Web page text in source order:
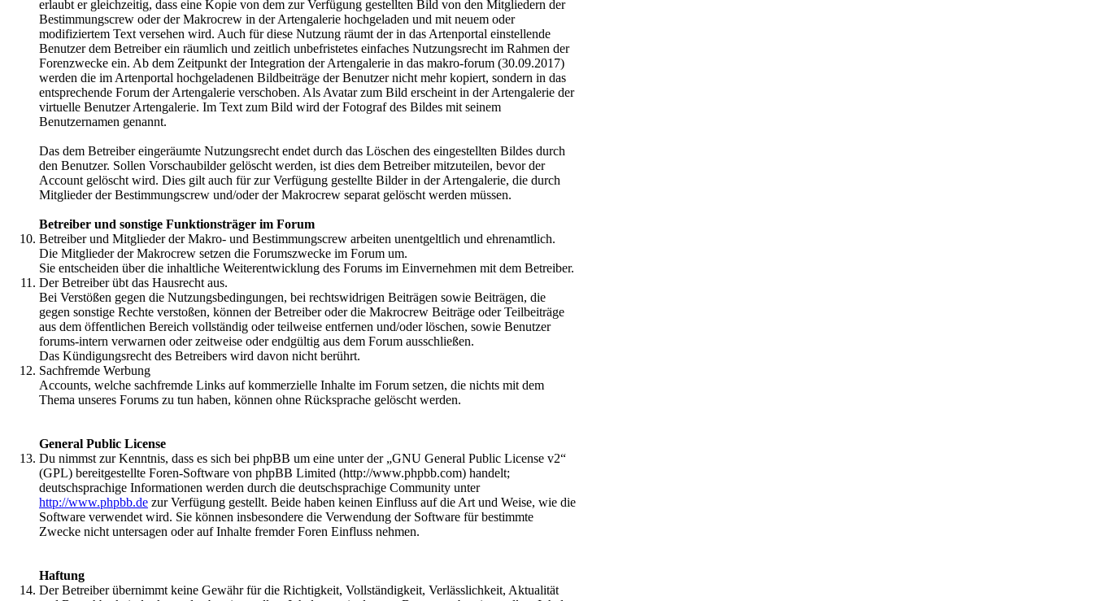
erlaubt er gleichzeitig, dass eine Kopie von dem zur Verfügung gestellten Bild von den Mitgliedern der
Bestimmungscrew oder der Makrocrew in der Artengalerie hochgeladen und mit neuem oder
modifiziertem Text versehen wird. Auch für diese Nutzung räumt der in das Artenportal einstellende
Benutzer dem Betreiber ein räumlich und zeitlich unbefristetes einfaches Nutzungsrecht im Rahmen der
Forenzwecke ein. Ab dem Zeitpunkt der Integration der Artengalerie in das makro-forum (30.09.2017)
werden die im Artenportal hochgeladenen Bildbeiträge der Benutzer nicht mehr kopiert, sondern in das
entsprechende Forum der Artengalerie verschoben. Als Avatar zum Bild erscheint in der Artengalerie der
virtuelle Benutzer Artengalerie. Im Text zum Bild wird der Fotograf des Bildes mit seinem
Benutzernamen genannt.
Das dem Betreiber eingeräumte Nutzungsrecht endet durch das Löschen des eingestellten Bildes durch
den Benutzer. Sollen Vorschaubilder gelöscht werden, ist dies dem Betreiber mitzuteilen, bevor der
Account gelöscht wird. Dies gilt auch für zur Verfügung gestellte Bilder in der Artengalerie, die durch
Mitglieder der Bestimmungscrew und/oder der Makrocrew separat gelöscht werden müssen.
Betreiber und sonstige Funktionsträger im Forum
Betreiber und Mitglieder der Makro- und Bestimmungscrew arbeiten unentgeltlich und ehrenamtlich.
Die Mitglieder der Makrocrew setzen die Forumszwecke im Forum um.
Sie entscheiden über die inhaltliche Weiterentwicklung des Forums im Einvernehmen mit dem Betreiber.
Der Betreiber übt das Hausrecht aus.
Bei Verstößen gegen die Nutzungsbedingungen, bei rechtswidrigen Beiträgen sowie Beiträgen, die
gegen sonstige Rechte verstoßen, können der Betreiber oder die Makrocrew Beiträge oder Teilbeiträge
aus dem öffentlichen Bereich vollständig oder teilweise entfernen und/oder löschen, sowie Benutzer
forums-intern verwarnen oder zeitweise oder endgültig aus dem Forum ausschließen.
Das Kündigungsrecht des Betreibers wird davon nicht berührt.
Sachfremde Werbung
Accounts, welche sachfremde Links auf kommerzielle Inhalte im Forum setzen, die nichts mit dem
Thema unseres Forums zu tun haben, können ohne Rücksprache gelöscht werden.
General Public License
Du nimmst zur Kenntnis, dass es sich bei phpBB um eine unter der „GNU General Public License v2“
(GPL) bereitgestellte Foren-Software von phpBB Limited (http://www.phpbb.com) handelt;
deutschsprachige Informationen werden durch die deutschsprachige Community unter
http://www.phpbb.de zur Verfügung gestellt. Beide haben keinen Einfluss auf die Art und Weise, wie die
Software verwendet wird. Sie können insbesondere die Verwendung der Software für bestimmte
Zwecke nicht untersagen oder auf Inhalte fremder Foren Einfluss nehmen.
Haftung
Der Betreiber übernimmt keine Gewähr für die Richtigkeit, Vollständigkeit, Verlässlichkeit, Aktualität